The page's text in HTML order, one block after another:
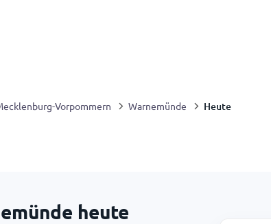
Vorpommern Warnemünde Heute
heute